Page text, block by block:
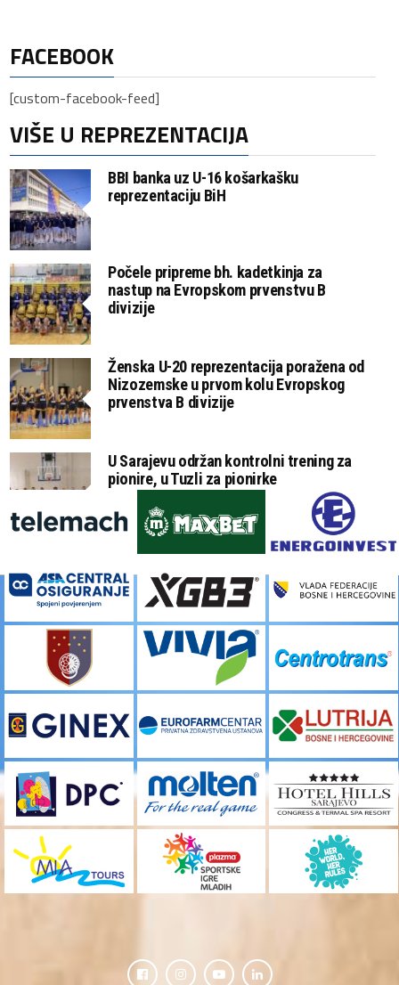
FACEBOOK
[custom-facebook-feed]
VIŠE U REPREZENTACIJA
BBI banka uz U-16 košarkašku
reprezentaciju BiH
Počele pripreme bh. kadetkinja za
nastup na Evropskom prvenstvu B
divizije
Ženska U-20 reprezentacija poražena od
Nizozemske u prvom kolu Evropskog
prvenstva B divizije
U Sarajevu održan kontrolni trening za
pionire, u Tuzli za pionirke